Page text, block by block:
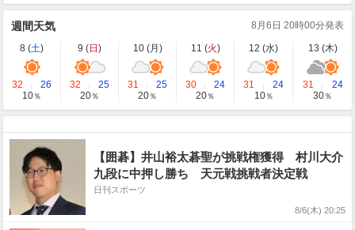
週間天気 8月6日 20時00分発表
8 (土) 9 (日 ) 10 (月 ) 11 (火) 12 (水) 13 (木)
32
26
10％
32
25
20％
31
25
20％
30
24
20％
31
24
10％
31
24
30％
【囲碁】井山裕太碁聖が挑戦権獲得 村川大介
九段に中押し勝ち 天元戦挑戦者決定戦
日刊スポーツ
8/6(木) 20:25